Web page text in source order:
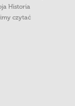
Historia
czytać